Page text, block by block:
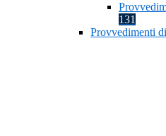
131
Provvedimenti